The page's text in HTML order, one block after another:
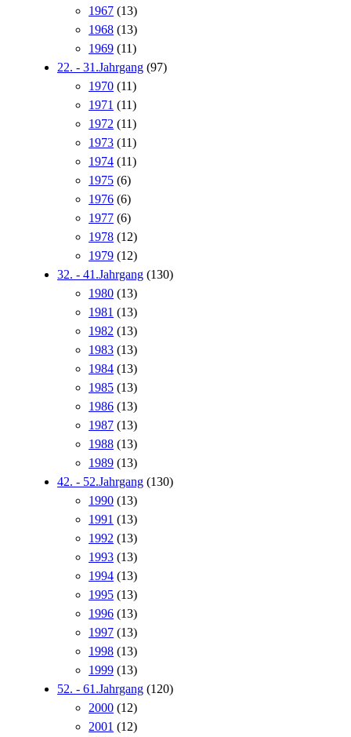
1967 (13)
1968 (13)
1969 (11)
22. - 31.Jahrgang (97)
1970 (11)
1971 (11)
1972 (11)
1973 (11)
1974 (11)
1975 (6)
1976 (6)
1977 (6)
1978 (12)
1979 (12)
32. - 41.Jahrgang (130)
1980 (13)
1981 (13)
1982 (13)
1983 (13)
1984 (13)
1985 (13)
1986 (13)
1987 (13)
1988 (13)
1989 (13)
42. - 52.Jahrgang (130)
1990 (13)
1991 (13)
1992 (13)
1993 (13)
1994 (13)
1995 (13)
1996 (13)
1997 (13)
1998 (13)
1999 (13)
52. - 61.Jahrgang (120)
2000 (12)
2001 (12)